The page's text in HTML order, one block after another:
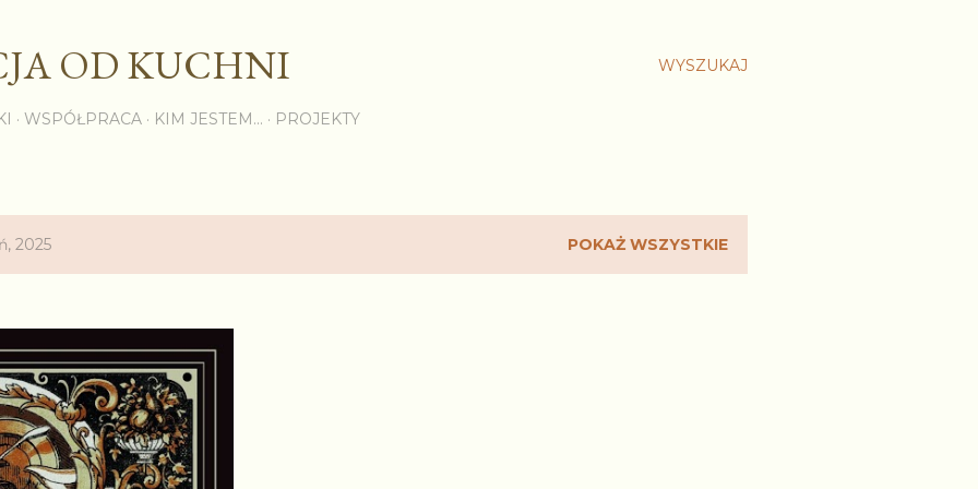
WYSZUKAJ
OD KUCHNI
WSPÓŁPRACA KIM JESTEM... PROJEKTY
2025 POKAŻ WSZYSTKIE